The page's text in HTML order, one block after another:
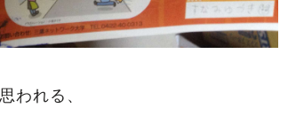
われる、